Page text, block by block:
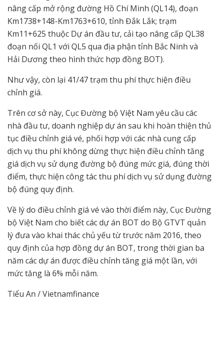
nâng cấp mở rộng đường Hồ Chí Minh (QL14), đoạn
Km1738+148-Km1763+610, tỉnh Đắk Lắk; trạm
Km11+625 thuộc Dự án đầu tư, cải tạo nâng cấp QL38
đoạn nối QL1 với QL5 qua địa phận tỉnh Bắc Ninh và
Hải Dương theo hình thức hợp đồng BOT).
Như vậy, còn lại 41/47 trạm thu phí thực hiện điều
chỉnh giá.
Trên cơ sở này, Cục Đường bộ Việt Nam yêu cầu các
nhà đầu tư, doanh nghiệp dự án sau khi hoàn thiện thủ
tục điều chỉnh giá vé, phối hợp với các nhà cung cấp
dịch vụ thu phí không dừng thực hiện điều chỉnh tăng
giá dịch vụ sử dụng đường bộ đúng mức giá, đúng thời
điểm, thực hiện công tác thu phí dịch vụ sử dụng đường
bộ đúng quy định.
Về lý do điều chỉnh giá vé vào thời điểm này, Cục Đường
bộ Việt Nam cho biết các dự án BOT do Bộ GTVT quản
lý đưa vào khai thác chủ yếu từ trước năm 2016, theo
quy định của hợp đồng dự án BOT, trong thời gian ba
năm các dự án được điều chỉnh tăng giá một lần, với
mức tăng là 6% mỗi năm.
Tiểu An / Vietnamfinance